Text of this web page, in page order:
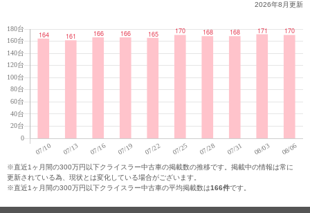
2026年8月更新
※直近1ヶ月間の300万円以下クライスラー中古車の掲載数の推移です。掲載中の情報は常に
更新されている為、現状とは変化している場合がございます。
※直近1ヶ月間の300万円以下クライスラー中古車の平均掲載数は166件です。